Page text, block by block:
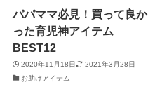
パパママ必見！買って良か
った育児神アイテム
BEST12
2020年11月18日
2021年3月28日
お助けアイテム